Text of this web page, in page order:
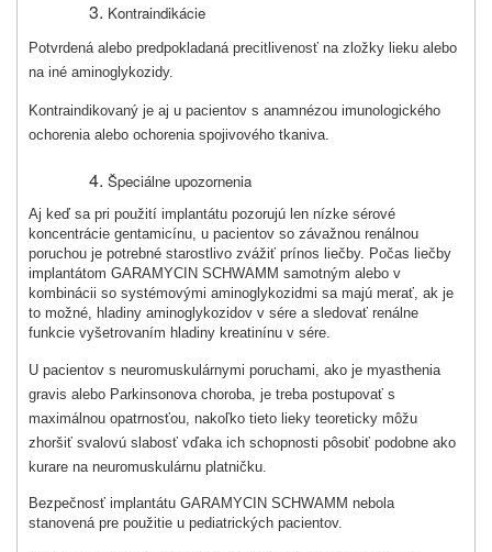
Kontraindikácie
Potvrdená alebo predpokladaná precitlivenosť na zložky lieku alebo
na iné aminogly­kozidy.
Kontraindikovaný je aj u pacientov s anamnézou imunologického
ochorenia alebo ochorenia spojivového tkaniva.
Špeciálne upozornenia
Aj keď sa pri použití implantátu pozorujú len nízke sérové
koncentrácie gentamicínu, u pacientov so závažnou renálnou
poruchou je potrebné starostlivo zvážiť prínos liečby. Počas liečby
implantátom GARAMYCIN SCHWAMM samotným alebo v
kombinácii so systémovými aminoglykozidmi sa majú merať, ak je
to možné, hladiny aminoglykozidov v sére a sledovať renálne
funkcie vyšetrovaním hladiny kreatinínu v sére.
U pacientov s neuromuskulárnymi poruchami, ako je myasthenia
gravis alebo Parkinsonova choroba, je treba postupovať s
maximálnou opatrnosťou, nakoľko tieto lieky teoreticky môžu
zhoršiť svalovú slabosť vďaka ich schopnosti pôsobiť podobne ako
kurare na neuromusku­lárnu platničku.
Bezpečnosť implantátu GARAMYCIN SCHWAMM nebola
stanovená pre použitie u pediatrických pacientov.